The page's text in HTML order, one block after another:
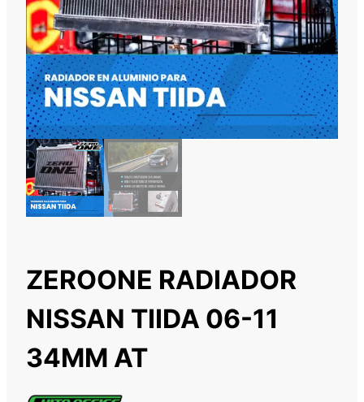
ZEROONE RADIADOR
NISSAN TIIDA 06-11
34MM AT